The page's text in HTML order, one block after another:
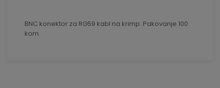
BNC konektor za RG59 kabl na krimp. Pakovanje 100
kom.